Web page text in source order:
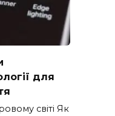
для
світі Як